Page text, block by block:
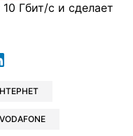
Гбит/с и сделает
Facebook
в Xв Viber
в Whatsapp
в Messenger
отправить в LinkedIn
VODAFONE